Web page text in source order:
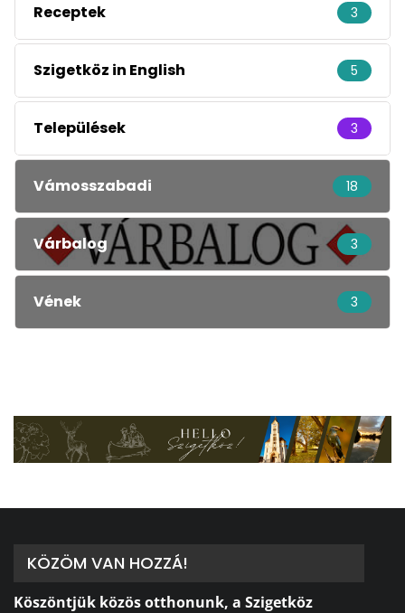
Receptek 3
Szigetköz in English 5
Települések 3
Vámosszabadi 18
Várbalog 3
Vének 3
KÖZÖM VAN HOZZÁ!
Köszöntjük közös otthonunk, a Szigetköz